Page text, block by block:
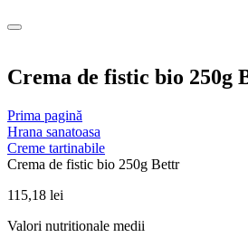
Crema de fistic bio 250g
Prima pagină
Hrana sanatoasa
Creme tartinabile
Crema de fistic bio 250g Bettr
115,18 lei
Valori nutritionale medii